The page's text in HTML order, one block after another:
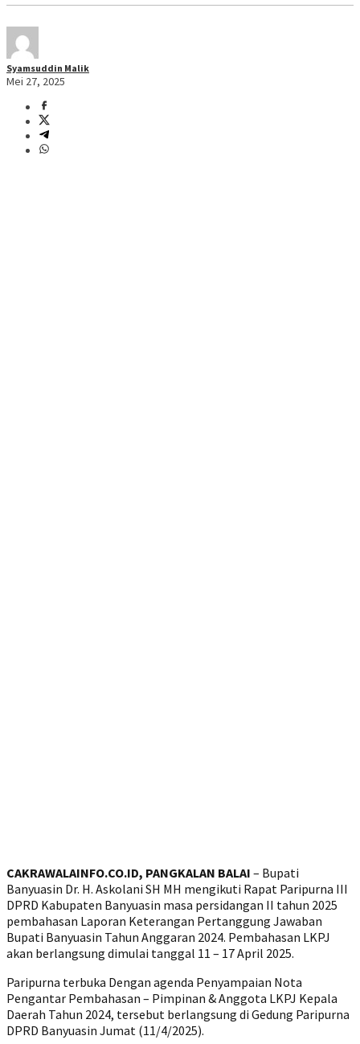
Syamsuddin Malik
Mei 27, 2025
CAKRAWALAINFO.CO.ID, PANGKALAN BALAI – Bupati
Banyuasin Dr. H. Askolani SH MH mengikuti Rapat Paripurna III
DPRD Kabupaten Banyuasin masa persidangan II tahun 2025
pembahasan Laporan Keterangan Pertanggung Jawaban
Bupati Banyuasin Tahun Anggaran 2024. Pembahasan LKPJ
akan berlangsung dimulai tanggal 11 – 17 April 2025.
Paripurna terbuka Dengan agenda Penyampaian Nota
Pengantar Pembahasan – Pimpinan & Anggota LKPJ Kepala
Daerah Tahun 2024, tersebut berlangsung di Gedung Paripurna
DPRD Banyuasin Jumat (11/4/2025).